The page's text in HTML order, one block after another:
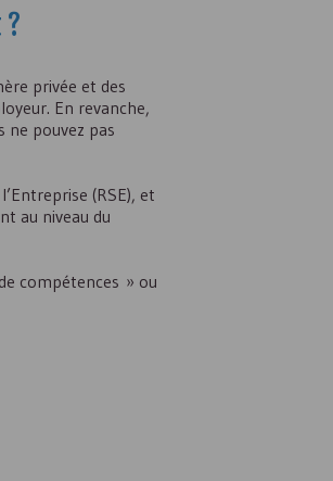
?
privée et des
En revanche,
ne pouvez pas
(RSE), et
au niveau du
compétences » ou